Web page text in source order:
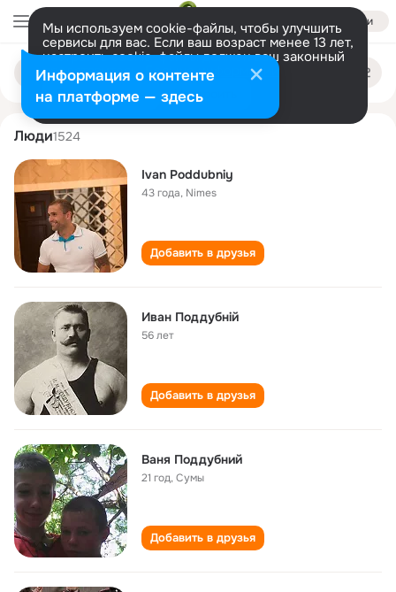
Войти
Мы используем cookie-файлы, чтобы улучшить
сервисы для вас. Если ваш возраст менее 13 лет,
настроить cookie-файлы должен ваш законный
представитель. Больше информации
Разрешить все Настроить
Поиск
людям
ivan poddubniy
Люди1524
Ivan Poddubniy
43 года, Nimes
Добавить в друзья
Иван Поддубнiй
56 лет
Добавить в друзья
Ваня Поддубний
21 год,Сумы
Добавить в друзья
Информация о контенте
на платформе — здесь